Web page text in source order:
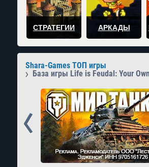
СТРАТЕГИИ АРКАДЫ
Shara-Games ТОП игры
База игры Life is Feudal: Your Own
Prev